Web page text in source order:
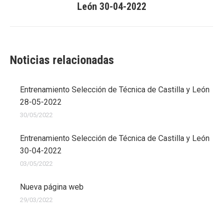
siguiente:
León 30-04-2022
Noticias relacionadas
Entrenamiento Selección de Técnica de Castilla y León
28-05-2022
30/05/2022
Entrenamiento Selección de Técnica de Castilla y León
30-04-2022
03/05/2022
Nueva página web
29/03/2022